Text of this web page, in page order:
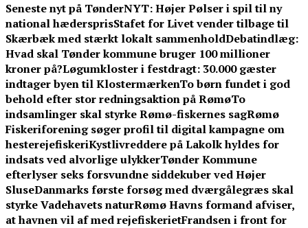
Seneste nyt på TønderNYT:Højer Pølser i spil til ny
national hædersprisStafet for Livet vender tilbage til
Skærbæk med stærkt lokalt sammenholdDebatindlæg:
Hvad skal Tønder kommune bruger 100 millioner
kroner på?Løgumkloster i festdragt: 30.000 gæster
indtager byen til KlostermærkenTo børn fundet i god
behold efter stor redningsaktion på RømøTo
indsamlinger skal styrke Rømø-fiskernes sagRømø
Fiskeriforening søger profil til digital kampagne om
hesterejefiskeriKystlivreddere på Lakolk hyldes for
indsats ved alvorlige ulykkerTønder Kommune
efterlyser seks forsvundne siddekuber ved Højer
SluseDanmarks første forsøg med dværgålegræs skal
styrke Vadehavets naturRømø Havns formand afviser,
at havnen vil af med rejefiskerietFrandsen i front for